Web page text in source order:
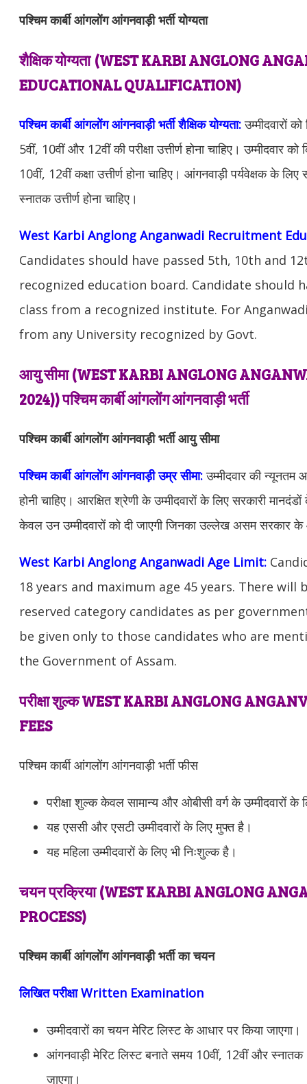
पश्चिम कार्बी आंगलोंग आंगनवाड़ी भर्ती योग्यता
शैक्षिक योग्यता(WEST KARBI ANGLONG
EDUCATIONAL QUALIFICATION)
पश्चिम कार्बी आंगलोंग आंगनवाड़ी भर्ती शैक्षिक योग्यता: उम्मीदवारों
5वीं, 10वीं और 12वीं की परीक्षा उत्तीर्ण होना चाहिए। उम्मीदवार
10वीं, 12वीं कक्षा उत्तीर्ण होना चाहिए। आंगनवाड़ी पर्यवेक्षक के लिए
स्नातक उत्तीर्ण होना चाहिए।
West Karbi Anglong Anganwadi Recruitment
Candidates should have passed 5th, 10th and
recognized education board. Candidate should
class from a recognized institute. For
from any University recognized by Govt.
आयु सीमा (WEST KARBI ANGLONG
2024)) पश्चिम कार्बी आंगलोंग आंगनवाड़ी भर्ती
पश्चिम कार्बी आंगलोंग आंगनवाड़ी भर्ती आयु सीमा
पश्चिम कार्बी आंगलोंग आंगनवाड़ी उम्र सीमा: उम्मीदवार की
होनी चाहिए। आरक्षित श्रेणी के उम्मीदवारों के लिए सरकारी
केवल उन उम्मीदवारों को दी जाएगी जिनका उल्लेख असम सरकार के
West Karbi Anglong Anganwadi Age Limit:
18 years and maximum age 45 years. There will
reserved category candidates as per
be given only to those candidates who are
the Government of Assam.
परीक्षा शुल्क WEST KARBI ANGLONG
FEES
पश्चिम कार्बी आंगलोंग आंगनवाड़ी भर्ती फीस
परीक्षा शुल्क केवल सामान्य और ओबीसी वर्ग के उम्मीदवारों के
यह एससी और एसटी उम्मीदवारों के लिए मुफ्त है।
यह महिला उम्मीदवारों के लिए भी निःशुल्क है।
चयन प्रक्रिया (WEST KARBI ANGLONG
PROCESS)
पश्चिम कार्बी आंगलोंग आंगनवाड़ी भर्ती का चयन
लिखित परीक्षा Written Examination
उम्मीदवारों का चयन मेरिट लिस्ट के आधार पर किया जाएगा।
आंगनवाड़ी मेरिट लिस्ट बनाते समय 10वीं, 12वीं और
जाएगा।